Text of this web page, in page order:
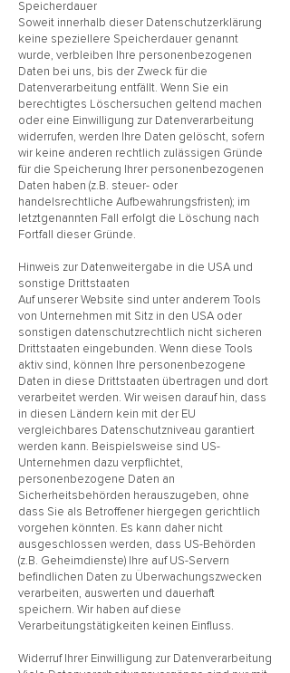
Speicherdauer
Soweit innerhalb dieser Datenschutzerklärung
keine speziellere Speicherdauer genannt
wurde, verbleiben Ihre personenbezogenen
Daten bei uns, bis der Zweck für die
Datenverarbeitung entfällt. Wenn Sie ein
berechtigtes Löschersuchen geltend machen
oder eine Einwilligung zur Datenverarbeitung
widerrufen, werden Ihre Daten gelöscht, sofern
wir keine anderen rechtlich zulässigen Gründe
für die Speicherung Ihrer personenbezogenen
Daten haben (z.B. steuer- oder
handelsrechtliche Aufbewahrungsfristen); im
letztgenannten Fall erfolgt die Löschung nach
Fortfall dieser Gründe.
Hinweis zur Datenweitergabe in die USA und
sonstige Drittstaaten
Auf unserer Website sind unter anderem Tools
von Unternehmen mit Sitz in den USA oder
sonstigen datenschutzrechtlich nicht sicheren
Drittstaaten eingebunden. Wenn diese Tools
aktiv sind, können Ihre personenbezogene
Daten in diese Drittstaaten übertragen und dort
verarbeitet werden. Wir weisen darauf hin, dass
in diesen Ländern kein mit der EU
vergleichbares Datenschutzniveau garantiert
werden kann. Beispielsweise sind US-
Unternehmen dazu verpflichtet,
personenbezogene Daten an
Sicherheitsbehörden herauszugeben, ohne
dass Sie als Betroffener hiergegen gerichtlich
vorgehen könnten. Es kann daher nicht
ausgeschlossen werden, dass US-Behörden
(z.B. Geheimdienste) Ihre auf US-Servern
befindlichen Daten zu Überwachungszwecken
verarbeiten, auswerten und dauerhaft
speichern. Wir haben auf diese
Verarbeitungstätigkeiten keinen Einfluss.
Widerruf Ihrer Einwilligung zur Datenverarbeitung